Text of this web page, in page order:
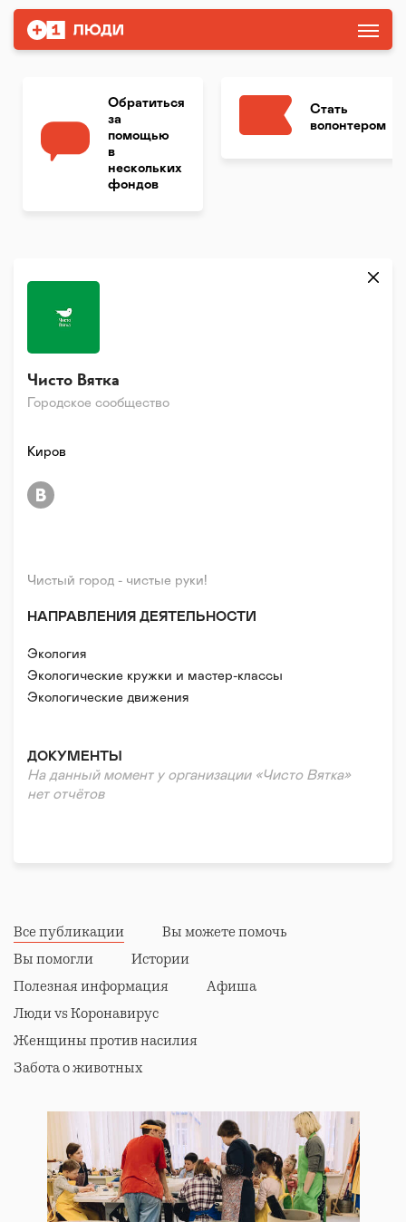
Обратиться
за
помощью
в
нескольких
фондов
Стать
волонтером
Городское сообщество
Чисто Вятка
Чистый город - чистые руки!
НАПРАВЛЕНИЯ ДЕЯТЕЛЬНОСТИ
Экология
Экологические кружки и мастер-классы
Экологические движения
ДОКУМЕНТЫ
На данный момент у организации «Чисто Вятка»
нет отчётов
Киров
Все публикации
Вы можете помочь
Вы помогли
Истории
Полезная информация
Афиша
Люди vs Коронавирус
Женщины против насилия
Забота о животных